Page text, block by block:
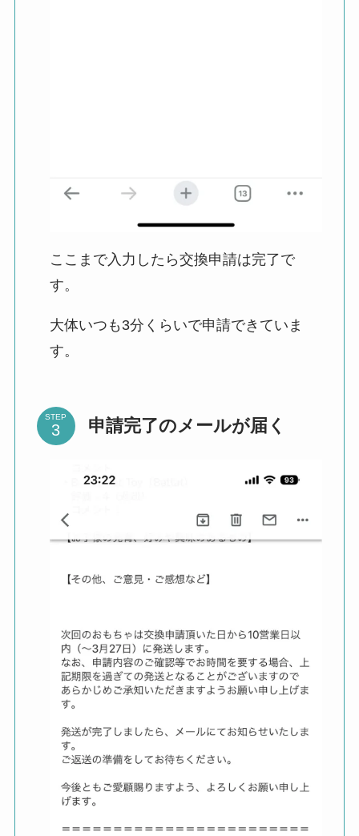
ここまで入力したら交換申請は完了で
す。
大体いつも3分くらいで申請できていま
す。
STEP 申請完了のメールが届く